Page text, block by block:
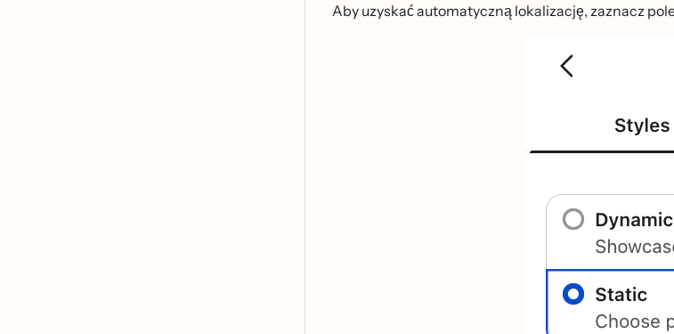
Aby uzyskać automatyczną lokalizację, zaznacz